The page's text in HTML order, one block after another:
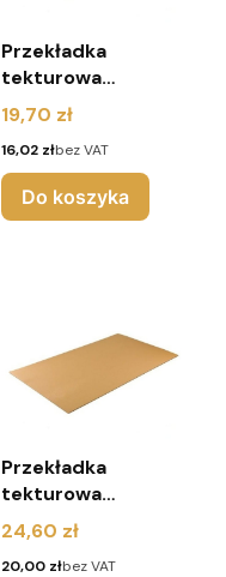
Przekładka
tekturowa
750x560 mm 3W
(pakiet 10 sztuk)
Cena
19,70 zł
Cena
16,02 złbez VAT
Do koszyka
Przekładka
tekturowa
920x730 mm 3W
(pakiet 10 sztuk)
Cena
24,60 zł
Cena
20,00 złbez VAT